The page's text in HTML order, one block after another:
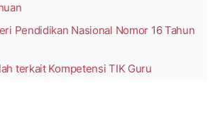
Pendidikan Nasional Nomor 16 Tahun
terkait Kompetensi TIK Guru